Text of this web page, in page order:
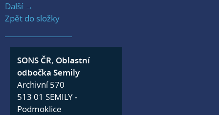
Další →
Zpět do složky
SONS ČR, Oblastní
odbočka Semily
Archivní 570
513 01 SEMILY -
Podmoklice